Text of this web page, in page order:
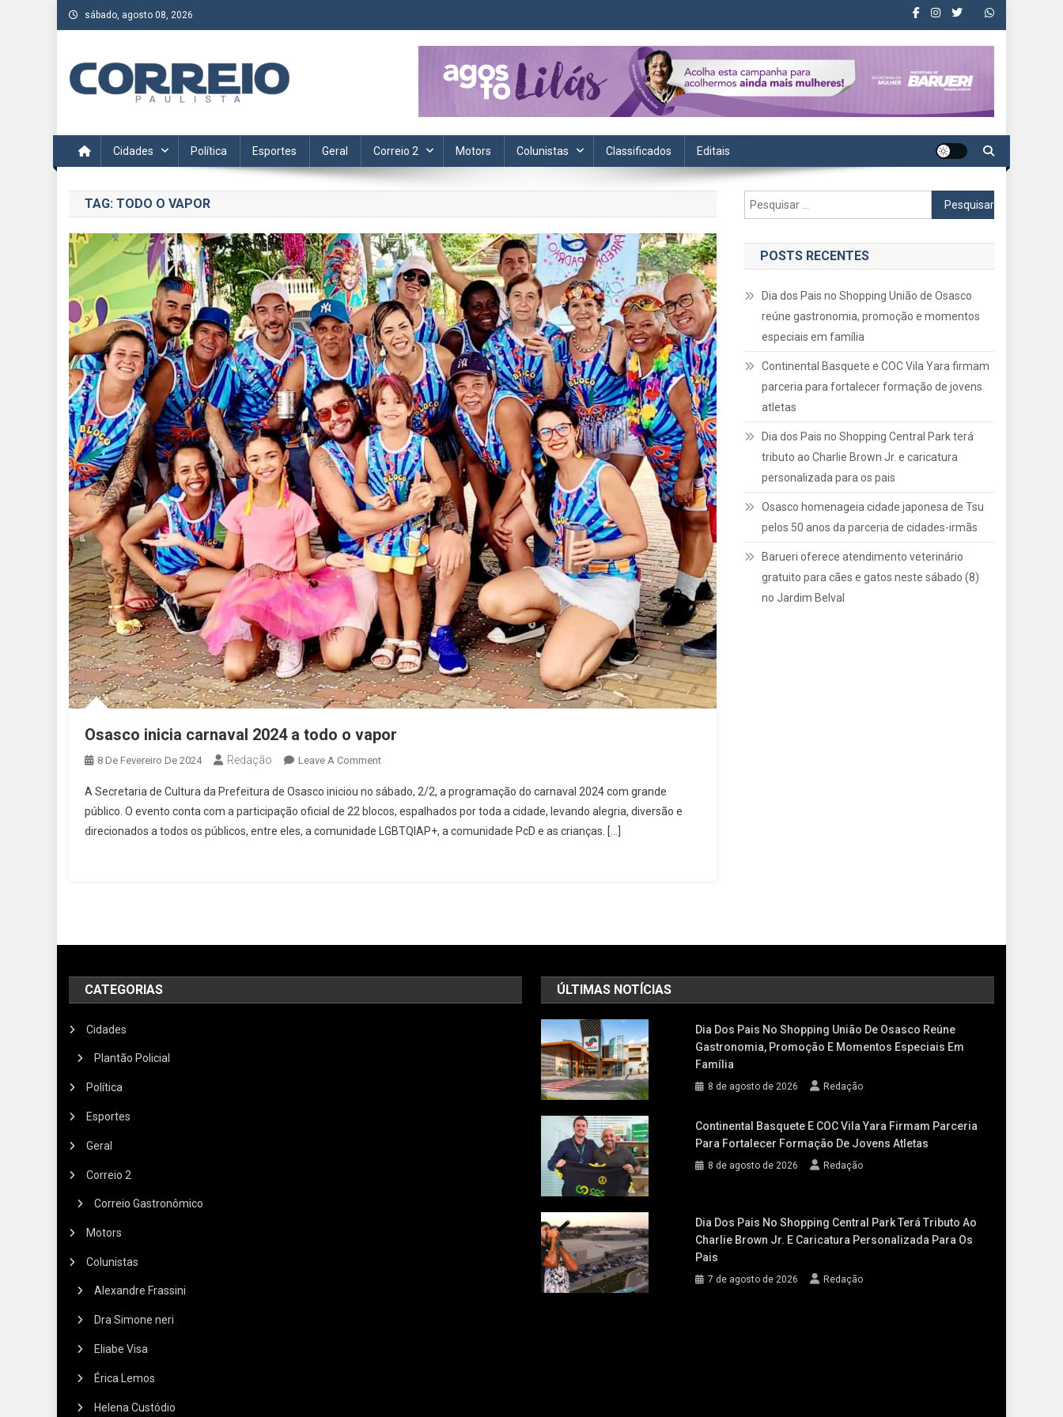
Skip
to
sábado, agosto 08, 2026
Acompanhe as últimas notícias da região no Correio Paulista. Informação, política, saúde, economia, esportes e cotidiano.
Cidades Política Esportes Geral Correio 2 Motors Colunistas Classificados Editais
TAG: TODO O VAPOR
Osasco inicia carnaval 2024 a todo o vapor
8 De Fevereiro De 2024 Redação Leave A CommentOn
Inicia
Carnaval
2024
A Secretaria de Cultura da Prefeitura de Osasco iniciou no sábado, 2/2, a programação do carnaval 2024 com grande
público. O evento conta com a participação oficial de 22 blocos, espalhados por toda a cidade, levando alegria, diversão e
direcionados a todos os públicos, entre eles, a comunidade LGBTQIAP+, a comunidade PcD e as crianças. […]
Pesquisar
por:
POSTS RECENTES
Dia dos Pais no Shopping União de Osasco
reúne gastronomia, promoção e momentos
especiais em família
Continental Basquete e COC Vila Yara firmam
parceria para fortalecer formação de jovens
atletas
Dia dos Pais no Shopping Central Park terá
tributo ao Charlie Brown Jr. e caricatura
personalizada para os pais
Osasco homenageia cidade japonesa de Tsu
pelos 50 anos da parceria de cidades-irmãs
Barueri oferece atendimento veterinário
gratuito para cães e gatos neste sábado (8)
no Jardim Belval
CATEGORIAS
Cidades
Plantão Policial
Política
Esportes
Geral
Correio 2
Correio Gastronômico
Motors
Colunistas
Alexandre Frassini
Dra Simone neri
Eliabe Visa
Érica Lemos
Helena Custódio
ÚLTIMAS NOTÍCIAS
Dia Dos Pais No Shopping União De Osasco Reúne
Gastronomia, Promoção E Momentos Especiais Em
Família
8 de agosto de 2026 Redação
Continental Basquete E COC Vila Yara Firmam Parceria
Para Fortalecer Formação De Jovens Atletas
8 de agosto de 2026 Redação
Dia Dos Pais No Shopping Central Park Terá Tributo Ao
Charlie Brown Jr. E Caricatura Personalizada Para Os
Pais
7 de agosto de 2026 Redação